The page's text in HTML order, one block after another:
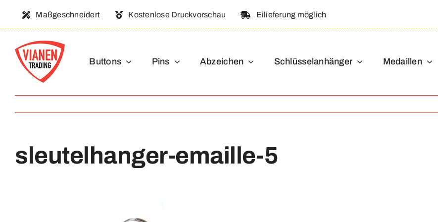
Maßgeschneidert Kostenlose Druckvorschau Eilieferung möglich
Buttons Pins Abzeichen Schlüsselanhänger Medaillen
sleutelhanger-emaille-5